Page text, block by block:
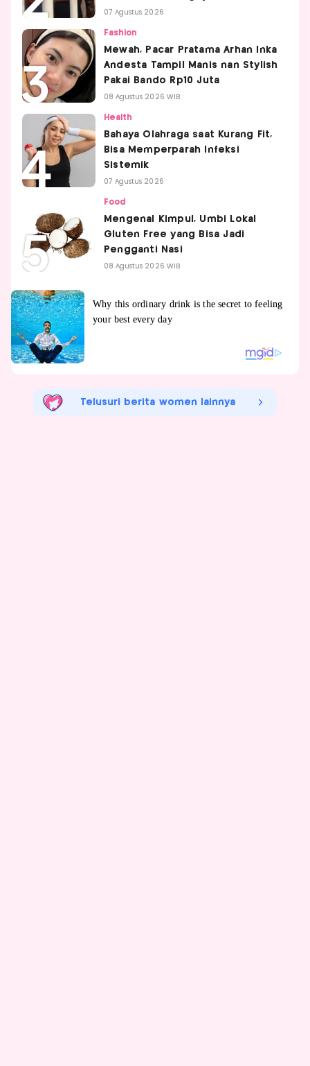
07 Agustus 2026
Fashion
Mewah, Pacar Pratama Arhan Inka
Andesta Tampil Manis nan Stylish
Pakai Bando Rp10 Juta
08 Agustus 2026 WIB
Health
Bahaya Olahraga saat Kurang Fit,
Bisa Memperparah Infeksi
Sistemik
07 Agustus 2026
Food
Mengenal Kimpul, Umbi Lokal
Gluten Free yang Bisa Jadi
Pengganti Nasi
08 Agustus 2026 WIB
Telusuri berita women lainnya